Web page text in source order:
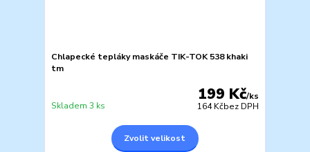
Chlapecké tepláky maskáče TIK-TOK 538 khaki
tm
199 Kč/ks
164 Kčbez DPH
Skladem 3 ks
Zvolit velikost